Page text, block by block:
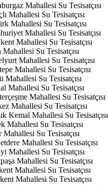
Mahallesi Su Tesisatçısı
Mahallesi Su Tesisatçısı
Mahallesi Su Tesisatçısı
Mahallesi Su Tesisatçısı
Mahallesi Su Tesisatçısı
Su Tesisatçısı
Mahallesi Su Tesisatçısı
Mahallesi Su Tesisatçısı
Mahallesi Su Tesisatçısı
Mahallesi Su Tesisatçısı
Mahallesi Su Tesisatçısı
Mahallesi Su Tesisatçısı
Kemal Mahallesi Su Tesisatçısı
Mahallesi Su Tesisatçısı
Mahallesi Su Tesisatçısı
Mahallesi Su Tesisatçısı
Mahallesi Su Tesisatçısı
Mahallesi Su Tesisatçısı
Mahallesi Su Tesisatçısı
Mahallesi Su Tesisatçısı